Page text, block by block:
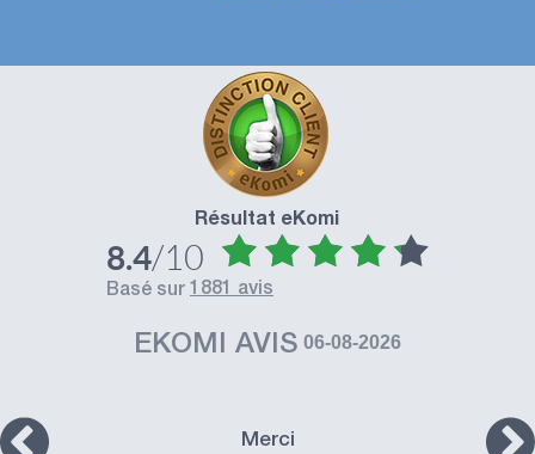
Résultat eKomi
8.4/10
basé sur 1881 avis
EKOMI AVIS 06-08-2026
Merci